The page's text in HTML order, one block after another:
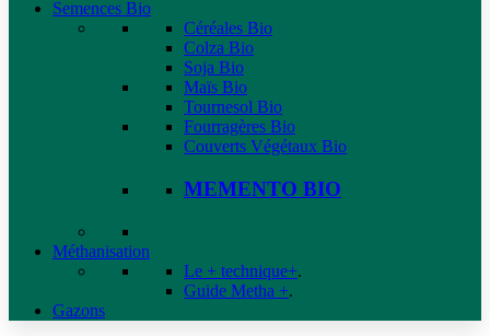
Semences Bio
Céréales Bio
Colza Bio
Soja Bio
Maïs Bio
Tournesol Bio
Fourragères Bio
Couverts Végétaux Bio
MEMENTO BIO
Méthanisation
Le + technique+.
Guide Metha +.
Gazons